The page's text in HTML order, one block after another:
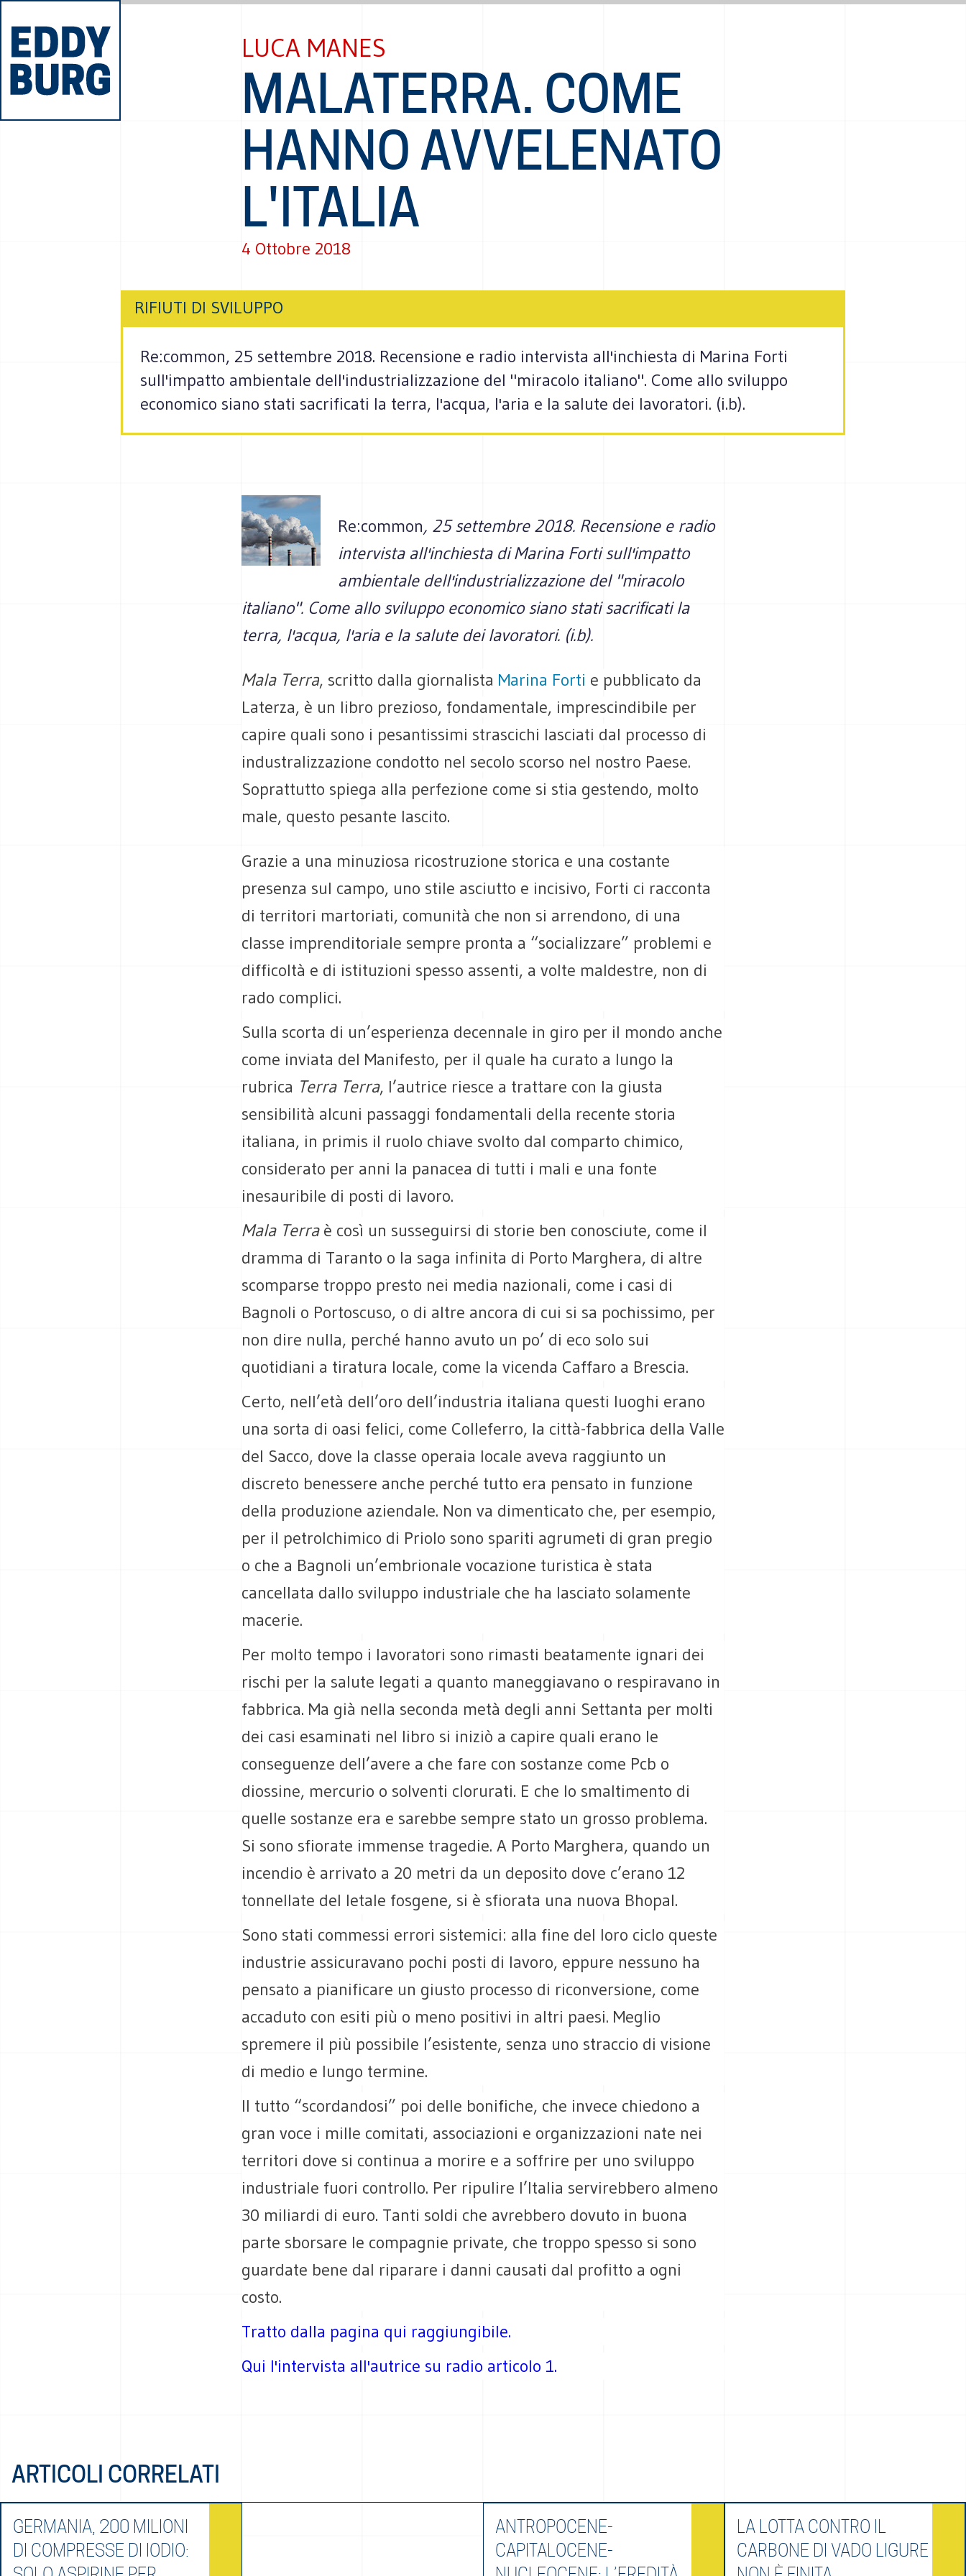
LUCA MANES
MALATERRA. COME
HANNO AVVELENATO
L'ITALIA
4 Ottobre 2018
RIFIUTI DI SVILUPPO
Re:common, 25 settembre 2018. Recensione e radio intervista all'inchiesta di Marina Forti
sull'impatto ambientale dell'industrializzazione del "miracolo italiano". Come allo sviluppo
economico siano stati sacrificati la terra, l'acqua, l'aria e la salute dei lavoratori. (i.b).
Re:common, 25 settembre 2018. Recensione e radio
intervista all'inchiesta di Marina Forti sull'impatto
ambientale dell'industrializzazione del "miracolo
italiano". Come allo sviluppo economico siano stati sacrificati la
terra, l'acqua, l'aria e la salute dei lavoratori. (i.b).
Mala Terra, scritto dalla giornalista Marina Forti e pubblicato da
Laterza, è un libro prezioso, fondamentale, imprescindibile per
capire quali sono i pesantissimi strascichi lasciati dal processo di
industralizzazione condotto nel secolo scorso nel nostro Paese.
Soprattutto spiega alla perfezione come si stia gestendo, molto
male, questo pesante lascito.
Grazie a una minuziosa ricostruzione storica e una costante
presenza sul campo, uno stile asciutto e incisivo, Forti ci racconta
di territori martoriati, comunità che non si arrendono, di una
classe imprenditoriale sempre pronta a “socializzare” problemi e
difficoltà e di istituzioni spesso assenti, a volte maldestre, non di
rado complici.
Sulla scorta di un’esperienza decennale in giro per il mondo anche
come inviata del Manifesto, per il quale ha curato a lungo la
rubrica Terra Terra, l’autrice riesce a trattare con la giusta
sensibilità alcuni passaggi fondamentali della recente storia
italiana, in primis il ruolo chiave svolto dal comparto chimico,
considerato per anni la panacea di tutti i mali e una fonte
inesauribile di posti di lavoro.
Mala Terraè così un susseguirsi di storie ben conosciute, come il
dramma di Taranto o la saga infinita di Porto Marghera, di altre
scomparse troppo presto nei media nazionali, come i casi di
Bagnoli o Portoscuso, o di altre ancora di cui si sa pochissimo, per
non dire nulla, perché hanno avuto un po’ di eco solo sui
quotidiani a tiratura locale, come la vicenda Caffaro a Brescia.
Certo, nell’età dell’oro dell’industria italiana questi luoghi erano
una sorta di oasi felici, come Colleferro, la città-fabbrica della Valle
del Sacco, dove la classe operaia locale aveva raggiunto un
discreto benessere anche perché tutto era pensato in funzione
della produzione aziendale. Non va dimenticato che, per esempio,
per il petrolchimico di Priolo sono spariti agrumeti di gran pregio
o che a Bagnoli un’embrionale vocazione turistica è stata
cancellata dallo sviluppo industriale che ha lasciato solamente
macerie.
Per molto tempo i lavoratori sono rimasti beatamente ignari dei
rischi per la salute legati a quanto maneggiavano o respiravano in
fabbrica. Ma già nella seconda metà degli anni Settanta per molti
dei casi esaminati nel libro si iniziò a capire quali erano le
conseguenze dell’avere a che fare con sostanze come Pcb o
diossine, mercurio o solventi clorurati. E che lo smaltimento di
quelle sostanze era e sarebbe sempre stato un grosso problema.
Si sono sfiorate immense tragedie. A Porto Marghera, quando un
incendio è arrivato a 20 metri da un deposito dove c’erano 12
tonnellate del letale fosgene, si è sfiorata una nuova Bhopal.
Sono stati commessi errori sistemici: alla fine del loro ciclo queste
industrie assicuravano pochi posti di lavoro, eppure nessuno ha
pensato a pianificare un giusto processo di riconversione, come
accaduto con esiti più o meno positivi in altri paesi. Meglio
spremere il più possibile l’esistente, senza uno straccio di visione
di medio e lungo termine.
Il tutto “scordandosi” poi delle bonifiche, che invece chiedono a
gran voce i mille comitati, associazioni e organizzazioni nate nei
territori dove si continua a morire e a soffrire per uno sviluppo
industriale fuori controllo. Per ripulire l’Italia servirebbero almeno
30 miliardi di euro. Tanti soldi che avrebbero dovuto in buona
parte sborsare le compagnie private, che troppo spesso si sono
guardate bene dal riparare i danni causati dal profitto a ogni
costo.
Tratto dalla pagina qui raggiungibile.
Qui l'intervista all'autrice su radio articolo 1.
ARTICOLI CORRELATI
GERMANIA, 200 MILIONI
DI COMPRESSE DI IODIO:
ANTROPOCENE-
CAPITALOCENE-
LA LOTTA CONTRO IL
CARBONE DI VADO LIGURE